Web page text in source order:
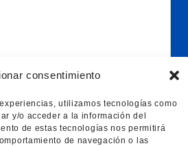
consentimiento
utilizamos tecnologías como
y/o acceder a la información del
de estas tecnologías nos permitirá
de navegación o las